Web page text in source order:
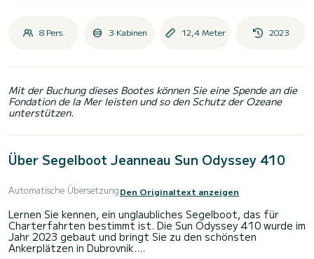
8 Pers. 3 Kabinen 12,4 Meter 2023
Mit der Buchung dieses Bootes können Sie eine Spende an die
Fondation de la Mer leisten und so den Schutz der Ozeane
unterstützen.
Über Segelboot Jeanneau Sun Odyssey 410
Automatische ÜbersetzungDen Originaltext anzeigen
Lernen Sie kennen, ein unglaubliches Segelboot, das für
Charterfahrten bestimmt ist. Die Sun Odyssey 410 wurde im
Jahr 2023 gebaut und bringt Sie zu den schönsten
Ankerplätzen in Dubrovnik.